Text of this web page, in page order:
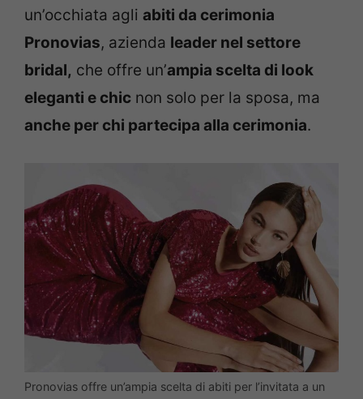
un’occhiata agli abiti da cerimonia
Pronovias, azienda leader nel settore
bridal, che offre un’ampia scelta di look
eleganti e chic non solo per la sposa, ma
anche per chi partecipa alla cerimonia.
Pronovias offre un’ampia scelta di abiti per l’invitata a un